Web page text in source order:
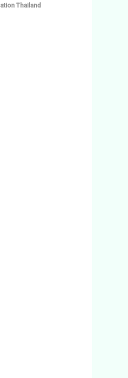
Thailand